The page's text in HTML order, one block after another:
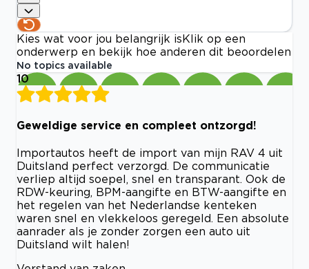
Kies wat voor jou belangrijk is Klik op een
onderwerp en bekijk hoe anderen dit beoordelen
No topics available
10
Geweldige service en compleet ontzorgd!
Importautos heeft de import van mijn RAV 4 uit
Duitsland perfect verzorgd. De communicatie
verliep altijd soepel, snel en transparant. Ook de
RDW-keuring, BPM-aangifte en BTW-aangifte en
het regelen van het Nederlandse kenteken
waren snel en vlekkeloos geregeld. Een absolute
aanrader als je zonder zorgen een auto uit
Duitsland wilt halen!